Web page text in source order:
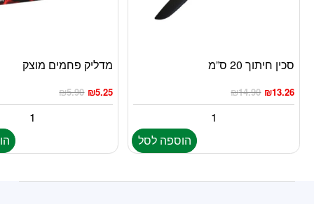
סכין חיתוך 20 ס”מ
₪14.90 ₪13.26
הוספה לסל
מדליק פחמים מוצק
₪5.90 ₪5.25